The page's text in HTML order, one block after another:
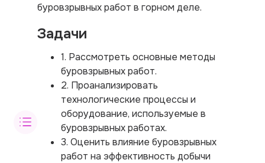
буровзрывных работ в горном деле.
Задачи
1. Рассмотреть основные методы
буровзрывных работ.
2. Проанализировать
технологические процессы и
оборудование, используемые в
буровзрывных работах.
3. Оценить влияние буровзрывных
работ на эффективность добычи